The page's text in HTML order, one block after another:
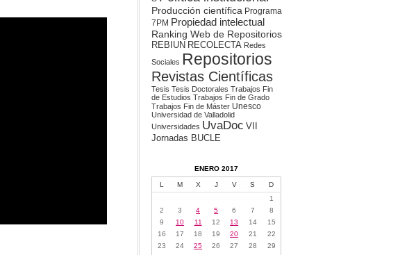
Producción científica Programa
7PM Propiedad intelectual
Ranking Web de Repositorios
REBIUN RECOLECTA Redes
Sociales Repositorios
Revistas Científicas
Tesis Tesis Doctorales Trabajos Fin
de Estudios Trabajos Fin de Grado
Trabajos Fin de Máster Unesco
Universidad de Valladolid
Universidades UvaDoc VII
Jornadas BUCLE
ENERO 2017
L M X J V S
D
1
2
3 4 5 6 7
8
9
10 11 12 13 14
15
16
17 18 19 20 21
22
23
24 25 26 27 28
29